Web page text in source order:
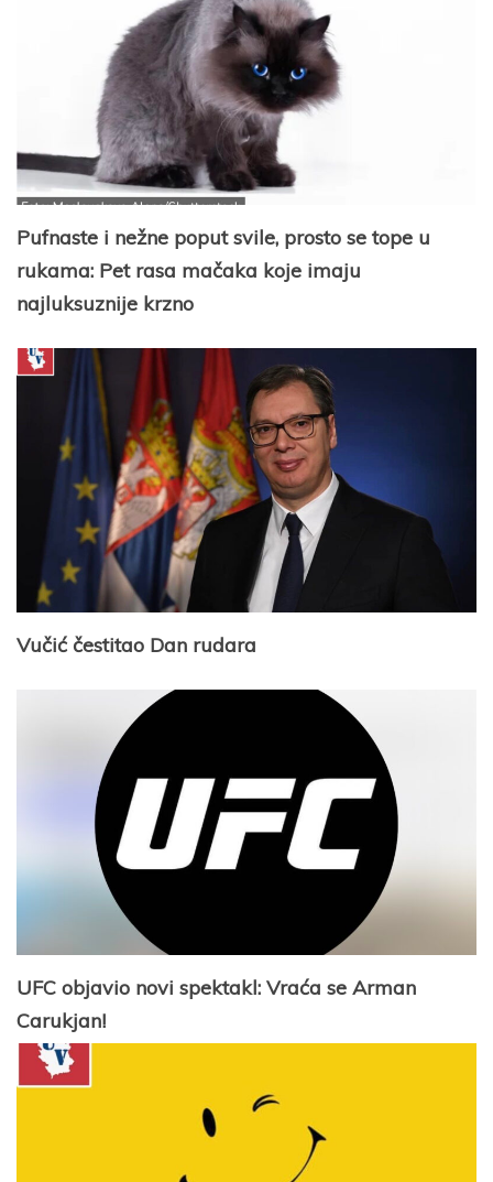
Pufnaste i nežne poput svile, prosto se tope u
rukama: Pet rasa mačaka koje imaju
najluksuznije krzno
Vučić čestitao Dan rudara
UFC objavio novi spektakl: Vraća se Arman
Carukjan!